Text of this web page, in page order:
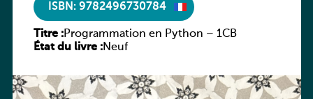
ISBN: 9782496730784
Titre :Programmation en Python – 1CB
État du livre :Neuf